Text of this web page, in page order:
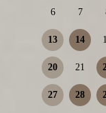
6 7
13 14
20 21
27 28